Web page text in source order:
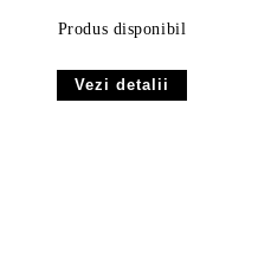
Produs disponibil
Vezi detalii